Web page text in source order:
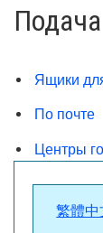
Ящики
По почте
Центры
繁體中